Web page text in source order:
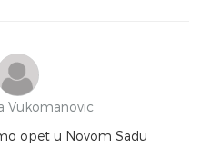
Vukomanovic
opet u Novom Sadu